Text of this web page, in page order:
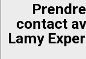
Prendre
contact
Lamy